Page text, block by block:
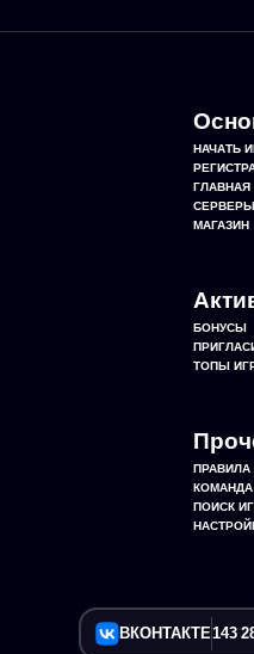
НАЧАТЬ
ГЛАВНАЯ
СЕРВЕРЫ
МАГАЗИН
БОНУСЫ
ТОПЫ
КОМАНДА
ПОИСК
ВКОНТАКТЕ143